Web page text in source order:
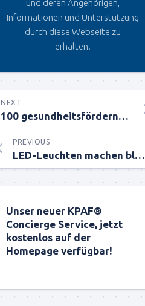
und deren Angehörigen,
Informationen und Unterstützung
durch diese Webseite zu
erhalten.
NEXT
100 gesundheitsfördernde Eigenschaften von Curcuma
PREVIOUS
LED-Leuchten machen blind!
Unser neuer KPAF®
Concierge Service, jetzt
kostenlos auf der
Homepage verfügbar!